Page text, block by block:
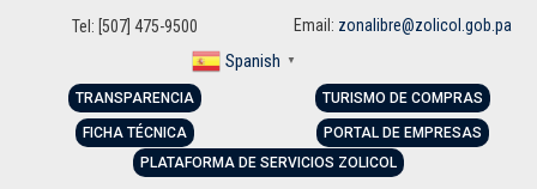
Tel: [507] 475-9500 Email: zonalibre@zolicol.gob.pa
Spanish ▼
TRANSPARENCIA
FICHA TÉCNICA
TURISMO DE COMPRAS
PORTAL DE EMPRESAS
PLATAFORMA DE SERVICIOS ZOLICOL